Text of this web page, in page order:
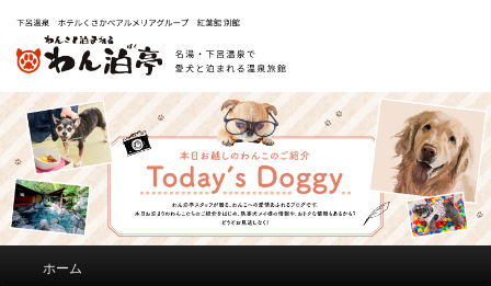
メ
ホーム